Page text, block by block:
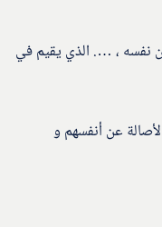
نفسه ، …. الذي يقيم في
عن أنفسهم و